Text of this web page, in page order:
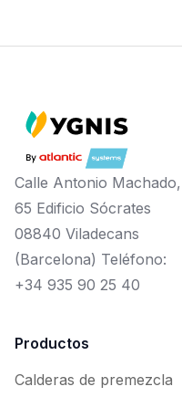
Calle Antonio Machado,
65 Edificio Sócrates
08840 Viladecans
(Barcelona) Teléfono:
+34 935 90 25 40
Productos
Calderas de premezcla